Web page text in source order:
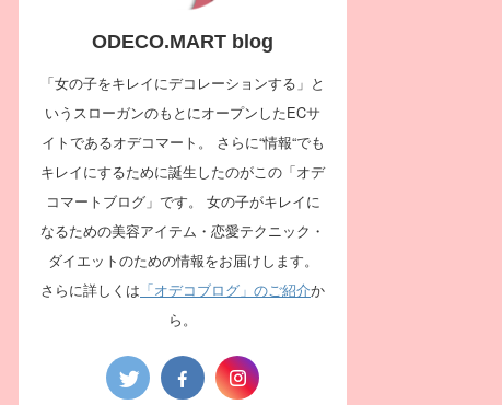
ODECO.MART blog
「女の子をキレイにデコレーションする」と
いうスローガンのもとにオープンしたECサ
イトであるオデコマート。 さらに“情報“でも
キレイにするために誕生したのがこの「オデ
コマートブログ」です。 女の子がキレイに
なるための美容アイテム・恋愛テクニック・
ダイエットのための情報をお届けします。
さらに詳しくは 「オデコブログ」のご紹介か
ら。